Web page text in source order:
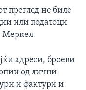
преглед не биле
или податоци
Меркел.
адреси, броеви
од лични
и фактури и